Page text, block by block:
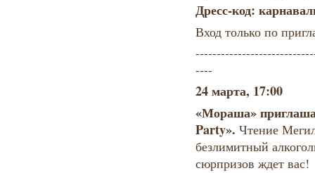
Дресс-код:
Вход только по
----
24 марта, 17:00
«Мораша»
Party». Чтение
безлимитный
сюрпризов ждет вас!